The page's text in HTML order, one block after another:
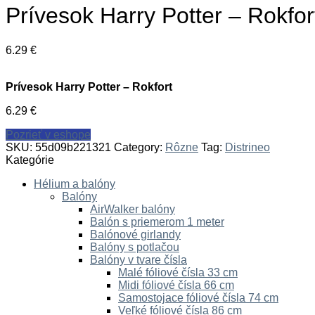
Prívesok Harry Potter –
6.29 €
Prívesok Harry Potter – Rokfort
6.29 €
Pozrieť v eshope
SKU: 55d09b221321 Category: Rôzne Tag: Distrineo
Kategórie
Hélium a balóny
Balóny
AirWalker balóny
Balón s priemerom 1 meter
Balónové girlandy
Balóny s potlačou
Balóny v tvare čísla
Malé fóliové čísla 33 cm
Midi fóliové čísla 66 cm
Samostojace fóliové čísla 74 cm
Veľké fóliové čísla 86 cm